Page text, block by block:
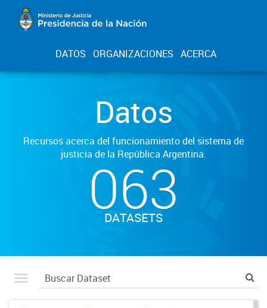
DATOS ORGANIZACIONES ACERCA
Datos
Recursos acerca del funcionamiento del sistema de
justicia de la República Argentina.
063
DATASETS